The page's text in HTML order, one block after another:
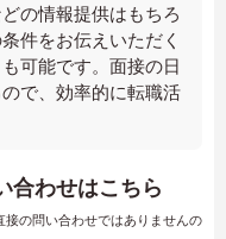
の情報提供はもちろ
件をお伝えいただく
可能です。面接の日
で、効率的に転職活
合わせはこちら
の問い合わせではありませんの